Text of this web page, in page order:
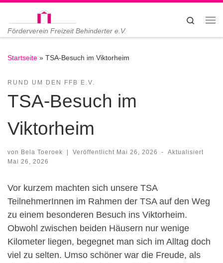
Zum Inhalt springen
Förderverein Freizeit Behinderter e.V.
Search
Startseite » TSA-Besuch im Viktorheim
RUND UM DEN FFB E.V.
TSA-Besuch im
Viktorheim
von Bela Toeroek Veröffentlicht Mai 26, 2026 -
Aktualisiert
Mai 26, 2026
Vor kurzem machten sich unsere TSA
TeilnehmerInnen im Rahmen der TSA auf den Weg
zu einem besonderen Besuch ins Viktorheim.
Obwohl zwischen beiden Häusern nur wenige
Kilometer liegen, begegnet man sich im Alltag doch
viel zu selten. Umso schöner war die Freude, als